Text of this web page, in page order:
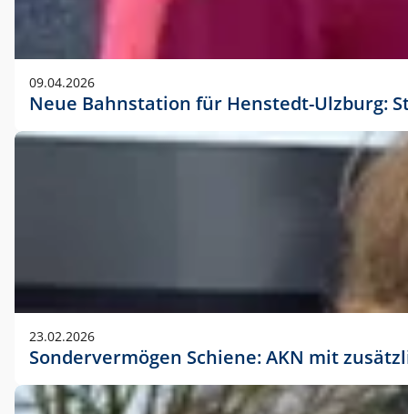
09.04.2026
Neue Bahnstation für Henstedt-Ulzburg:
23.02.2026
Sondervermögen Schiene: AKN mit